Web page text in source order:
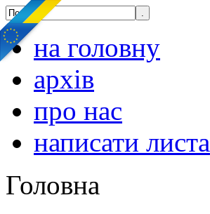
на головну
архів
про нас
написати листа
Головна